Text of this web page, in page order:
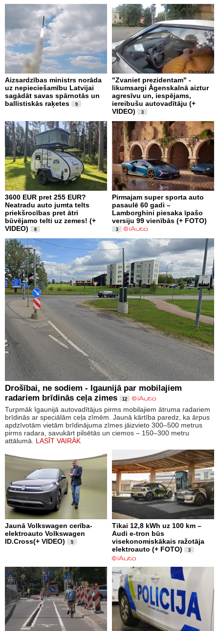
Aizsardzības ministrs norāda
uz nepieciešamību Latvijai
sagādāt savas spārnotās un
ballistiskās raķetes
9
"Zvaniet prezidentam" -
likumsargi Āgenskalnā aiztur
agresīvu un, iespējams,
iereibušu autovadītāju (+
VIDEO)
3
3600 EUR pret 255 EUR?
Neatradu auto jumta telts
priekšrocības pret ātri
būvējamo telti uz zemes! (+
VIDEO)
8
Pirmajam super sporta auto
pasaulē 60 gadi –
Lamborghini piesaka īpašo
versiju 99 vienībās (+ FOTO)
3
Drošībai, ne sodiem - Igaunijā par mobilajiem
radariem brīdinās ceļa zimes
12
Turpmāk Igaunijā autovadītājus pirms mobilajiem ātruma radariem
brīdinās ar speciālām ceļa zīmēm. Jaunā kārtība paredz, ka ārpus
apdzīvotām vietām brīdinājuma zīmes jāizvieto 300–500 metrus
pirms radara, savukārt pilsētās un ciemos – 150–300 metru
attālumā. LASĪT VAIRĀK
Jaunā Volkswagen cerība-
elektroauto Volkswagen
ID.Cross(+ VIDEO)
5
Tikai 12,8 kWh uz 100 km –
Audi e-tron būs
visekonomiskākais ražotāja
elektroauto (+ FOTO)
3